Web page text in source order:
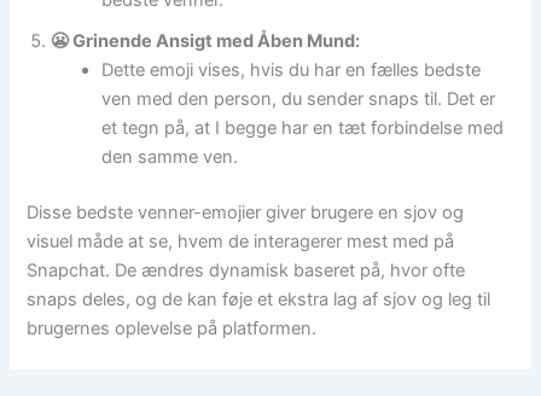
😬 Grinende Ansigt med Åben Mund:
Dette emoji vises, hvis du har en fælles bedste
ven med den person, du sender snaps til. Det er
et tegn på, at I begge har en tæt forbindelse med
den samme ven.
Disse bedste venner-emojier giver brugere en sjov og
visuel måde at se, hvem de interagerer mest med på
Snapchat. De ændres dynamisk baseret på, hvor ofte
snaps deles, og de kan føje et ekstra lag af sjov og leg til
brugernes oplevelse på platformen.